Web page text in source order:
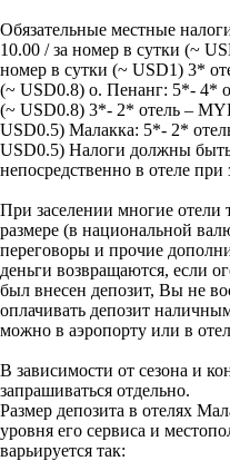
Обязательные местные
10.00 / за номер в сутки (~
номер в сутки (~ USD1) 3*
(~ USD0.8) о. Пенанг: 5*- 4*
(~ USD0.8) 3*- 2* отель –
USD0.5) Малакка: 5*- 2*
USD0.5) Налоги должны
непосредственно в отеле при
При заселении многие отели
размере (в национальной
переговоры и прочие
деньги возвращаются, если
был внесен депозит, Вы не
оплачивать депозит
можно в аэропорту или в
В зависимости от сезона и
запрашиваться отдельно.
Размер депозита в отелях
уровня его сервиса и
варьируется так: